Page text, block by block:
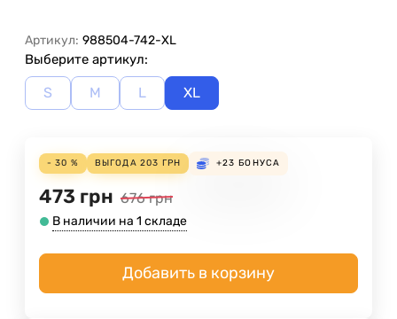
Артикул: 988504-742-XL
Выберите артикул:
S M L XL
- 30 % ВЫГОДА 203 ГРН +23 БОНУСА
473 грн 676 грн
В наличии на 1 складе
Добавить в корзину